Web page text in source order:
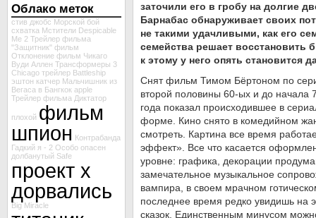
Облако меток
стив джобс Морской бой
схватка Мстители Despicable
Me 2 Трейлер фильма
"Защитник" фильм
Отклонение фильм Чикаго
Вуди Аллен Трансформеры 3
Chicago трейлер Battleship
эштон катчер Мальчишник из
Вегаса в Бангкок apple
Трейлер фильма Диктатор
плохой фильм
шпион Контрабанда
Гадкий я - 2 Особо опасен
долбанутый Safe
проект х
дорвались
Big Miracle
заточили его в гробу на долгие
Барнабас обнаруживает своих
не такими удачливыми, как его
семейства решает восстановить
к этому у него опять становится
Снят фильм Тимом Бёртоном по
второй половины 60-ых и до начала
года показал происходившее в
форме. Кино снято в комедийном
смотреть. Картина все время
эффект». Все что касается
уровне: графика, декорации
замечательное музыкальное
вампира, в своем мрачном
последнее время редко увидишь на
сказок. Единственным минусом